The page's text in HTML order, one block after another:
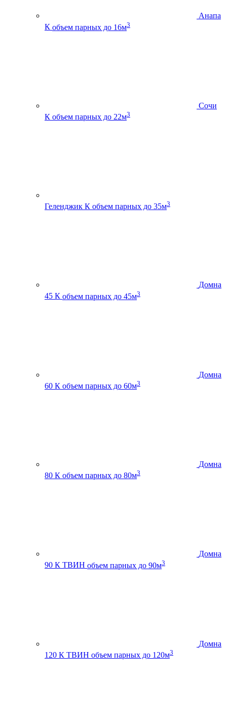
Анапа
К объем парных до 16м3
Сочи
К объем парных до 22м3
Геленджик К объем парных до 35м3
Домна
45 К объем парных до 45м3
Домна
60 К объем парных до 60м3
Домна
80 К объем парных до 80м3
Домна
90 К ТВИН объем парных до 90м3
Домна
120 К ТВИН объем парных до 120м3